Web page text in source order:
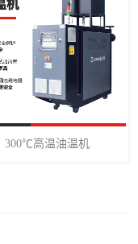
300℃高温油温机